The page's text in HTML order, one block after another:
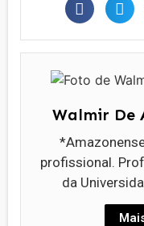
Walmir De
profissional.
da